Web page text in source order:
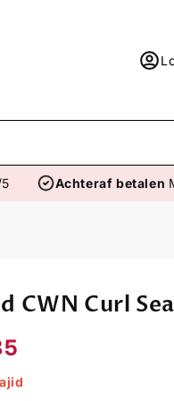
Log
in
Achteraf betalen
CWN Curl